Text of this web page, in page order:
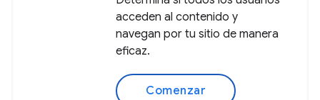
acceden al contenido y
navegan por tu sitio de manera
eficaz.
Comenzar